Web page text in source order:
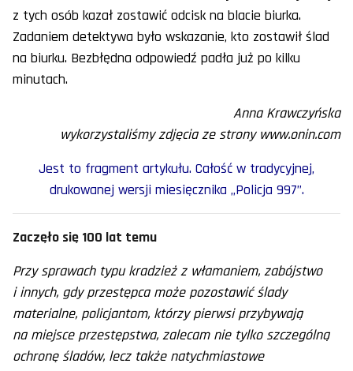
z tych osób kazał zostawić odcisk na blacie biurka.
Zadaniem detektywa było wskazanie, kto zostawił ślad
na biurku. Bezbłędna odpowiedź padła już po kilku
minutach.
Anna Krawczyńska
wykorzystaliśmy zdjęcia ze strony www.onin.com
Jest to fragment artykułu. Całość w tradycyjnej,
drukowanej wersji miesięcznika „Policja 997”.
Zaczęło się 100 lat temu
Przy sprawach typu kradzież z włamaniem, zabójstwo
i innych, gdy przestępca może pozostawić ślady
materialne, policjantom, którzy pierwsi przybywają
na miejsce przestępstwa, zalecam nie tylko szczególną
ochronę śladów, lecz także natychmiastowe